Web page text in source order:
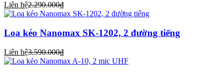
Liên hệ2.290.000₫
Loa kéo Nanomax SK-1202, 2 đường tiếng
Liên hệ3.590.000₫